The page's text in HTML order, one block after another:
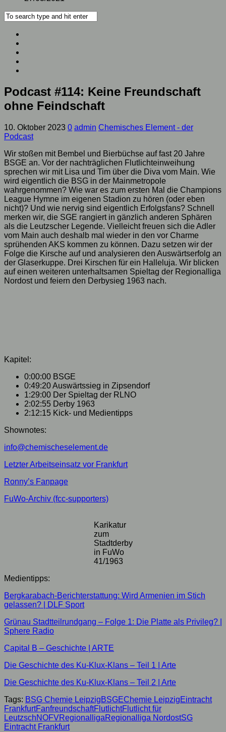
Podcast #114: Keine Freundschaft
ohne Feindschaft
10. Oktober 2023 0 admin Chemisches Element - der
Podcast
Wir stoßen mit Bembel und Bierbüchse auf fast 20 Jahre
BSGE an. Vor der nachträglichen Flutlichteinweihung
sprechen wir mit Lisa und Tim über die Diva vom Main. Wie
wird eigentlich die BSG in der Mainmetropole
wahrgenommen? Wie war es zum ersten Mal die Champions
League Hymne im eigenen Stadion zu hören (oder eben
nicht)? Und wie nervig sind eigentlich Erfolgsfans? Schnell
merken wir, die SGE rangiert in gänzlich anderen Sphären
als die Leutzscher Legende. Vielleicht freuen sich die Adler
vom Main auch deshalb mal wieder in den vor Charme
sprühenden AKS kommen zu können. Dazu setzen wir der
Folge die Kirsche auf und analysieren den Auswärtserfolg an
der Glaserkuppe. Drei Kirschen für ein Halleluja. Wir blicken
auf einen weiteren unterhaltsamen Spieltag der Regionalliga
Nordost und feiern den Derbysieg 1963 nach.
Kapitel:
0:00:00 BSGE
0:49:20 Auswärtssieg in Zipsendorf
1:29:00 Der Spieltag der RLNO
2:02:55 Derby 1963
2:12:15 Kick- und Medientipps
Shownotes:
info@chemischeselement.de
Letzter Arbeitseinsatz vor Frankfurt
Ronny’s Fanpage
FuWo-Archiv (fcc-supporters)
Karikatur
zum
Stadtderby
in FuWo
41/1963
Medientipps:
Bergkarabach-Berichterstattung: Wird Armenien im Stich
gelassen? | DLF Sport
Grünau Stadtteilrundgang – Folge 1: Die Platte als Privileg? |
Sphere Radio
Capital B – Geschichte | ARTE
Die Geschichte des Ku-Klux-Klans – Teil 1 | Arte
Die Geschichte des Ku-Klux-Klans – Teil 2 | Arte
Tags: BSG Chemie LeipzigBSGEChemie LeipzigEintracht
FrankfurtFanfreundschaftFlutlichtFlutlicht für
LeutzschNOFVRegionalligaRegionalliga NordostSG
Eintracht Frankfurt